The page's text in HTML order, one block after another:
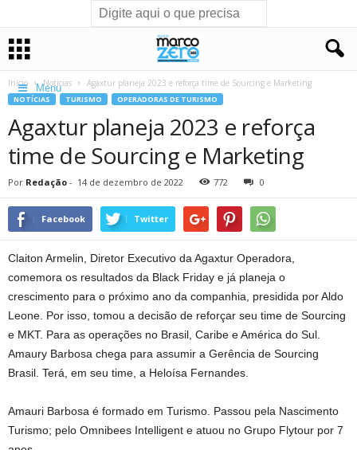
Menu
Início Notícias Agaxtur planeja 2023 e reforça time de Sourcing e Marketing
NOTÍCIAS TURISMO OPERADORAS DE TURISMO
Agaxtur planeja 2023 e reforça
time de Sourcing e Marketing
Por Redação - 14 de dezembro de 2022 772 0
Facebook Twitter
Claiton Armelin, Diretor Executivo da Agaxtur Operadora,
comemora os resultados da Black Friday e já planeja o
crescimento para o próximo ano da companhia, presidida por Aldo
Leone. Por isso, tomou a decisão de reforçar seu time de Sourcing
e MKT. Para as operações no Brasil, Caribe e América do Sul.
Amaury Barbosa chega para assumir a Gerência de Sourcing
Brasil. Terá, em seu time, a Heloísa Fernandes.
Amauri Barbosa é formado em Turismo. Passou pela Nascimento
Turismo; pelo Omnibees Intelligent e atuou no Grupo Flytour por 7